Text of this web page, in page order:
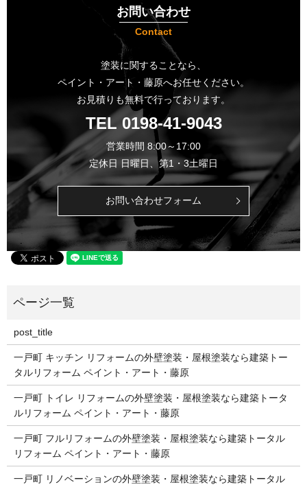
お問い合わせ
Contact
塗装に関することなら、
ペイント・アート・藤原へお任せください。
お見積りも無料で行っております。
TEL 0198-41-9043
営業時間 8:00～17:00
定休日 日曜日、第1・3土曜日
お問い合わせフォーム
post_title
一戸町 キッチン リフォームの外壁塗装・屋根塗装なら建築トー
タルリフォーム ペイント・アート・藤原
一戸町 トイレ リフォームの外壁塗装・屋根塗装なら建築トータ
ルリフォーム ペイント・アート・藤原
一戸町 フルリフォームの外壁塗装・屋根塗装なら建築トータル
リフォーム ペイント・アート・藤原
一戸町 リノベーションの外壁塗装・屋根塗装なら建築トータル